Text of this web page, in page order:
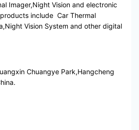
Imager,Night Vision and electronic
include Car Thermal
Vision System and other digital
Chuangye Park,Hangcheng